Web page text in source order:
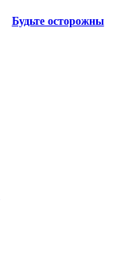
Будьте осторожны